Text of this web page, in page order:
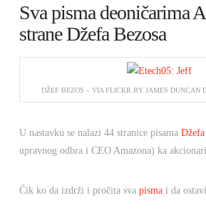
Sva pisma deoničarima
strane Džefa Bezosa
DŽEF BEZOS – VIA FLICKR BY JAMES DUNCAN
U nastavku se nalazi 44 stranice pisama Džefa
upravnog odbra i CEO Amazona) ka
Čik ko da izdrži i pročita sva pismai da